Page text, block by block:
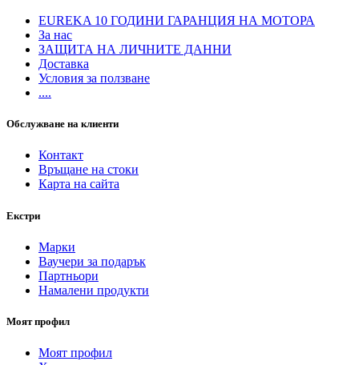
EUREKA 10 ГОДИНИ ГАРАНЦИЯ НА МОТОРА
За нас
ЗАЩИТА НА ЛИЧНИТЕ ДАННИ
Доставка
Условия за ползване
....
Обслужване на клиенти
Контакт
Връщане на стоки
Карта на сайта
Екстри
Марки
Ваучери за подарък
Партньори
Намалени продукти
Моят профил
Моят профил